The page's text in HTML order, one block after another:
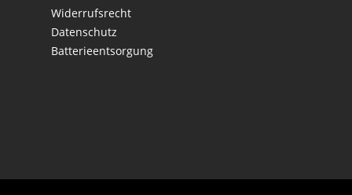
Widerrufsrecht
Datenschutz
Batterieentsorgung